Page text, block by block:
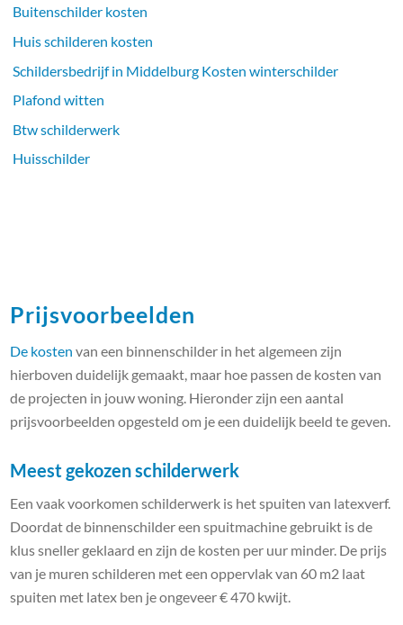
Buitenschilder kosten
Huis schilderen kosten
Schildersbedrijf in Middelburg Kosten winterschilder
Plafond witten
Btw schilderwerk
Huisschilder
Prijsvoorbeelden
De kosten van een binnenschilder in het algemeen zijn
hierboven duidelijk gemaakt, maar hoe passen de kosten van
de projecten in jouw woning. Hieronder zijn een aantal
prijsvoorbeelden opgesteld om je een duidelijk beeld te geven.
Meest gekozen schilderwerk
Een vaak voorkomen schilderwerk is het spuiten van latexverf.
Doordat de binnenschilder een spuitmachine gebruikt is de
klus sneller geklaard en zijn de kosten per uur minder. De prijs
van je muren schilderen met een oppervlak van 60 m2 laat
spuiten met latex ben je ongeveer € 470 kwijt.